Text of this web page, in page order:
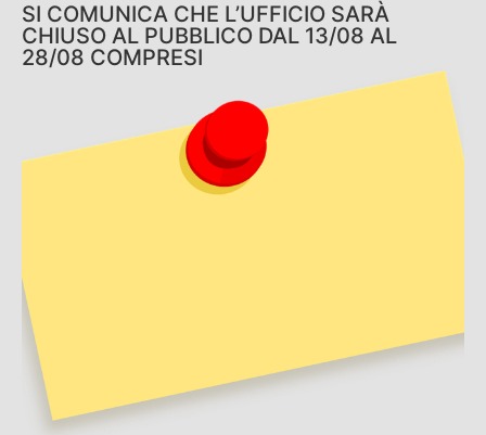
SI COMUNICA CHE L’UFFICIO SARÀ
CHIUSO AL PUBBLICO DAL 13/08 AL
28/08 COMPRESI